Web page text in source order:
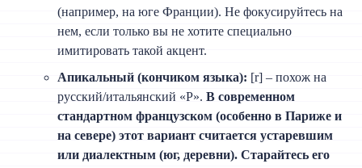
(например, на юге Франции). Не фокусируйтесь на
нем, если только вы не хотите специально
имитировать такой акцент.
Апикальный (кончиком языка): [r] – похож на
русский/итальянский «Р».В современном
стандартном французском (особенно в Париже и
на севере) этот вариант считается устаревшим
или диалектным (юг, деревни). Старайтесь его